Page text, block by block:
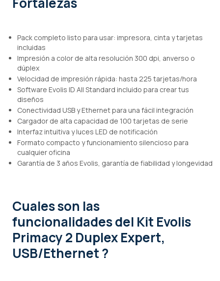
Pack completo listo para usar: impresora, cinta y tarjetas
incluidas
Impresión a color de alta resolución 300 dpi, anverso o
dúplex
Velocidad de impresión rápida: hasta 225 tarjetas/hora
Software Evolis ID All Standard incluido para crear tus
diseños
Conectividad USB y Ethernet para una fácil integración
Cargador de alta capacidad de 100 tarjetas de serie
Interfaz intuitiva y luces LED de notificación
Formato compacto y funcionamiento silencioso para
cualquier oficina
Garantía de 3 años Evolis, garantía de fiabilidad y longevidad
Cuales son las
funcionalidadesdel Kit Evolis
Primacy 2 Duplex Expert,
USB/Ethernet ?